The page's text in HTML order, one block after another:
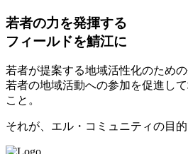
若者の力を発揮する
フィールドを鯖江に
若者が提案する地域活性化のための
若者の地域活動への参加を促進し
こと。
それが、エル・コミュニティの目的